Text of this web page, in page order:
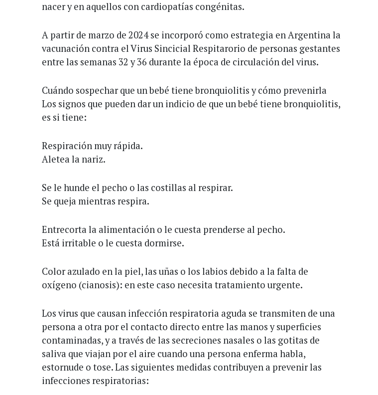
nacer y en aquellos con cardiopatías congénitas.
A partir de marzo de 2024 se incorporó como estrategia en Argentina la
vacunación contra el Virus Sincicial Respitarorio de personas gestantes
entre las semanas 32 y 36 durante la época de circulación del virus.
Cuándo sospechar que un bebé tiene bronquiolitis y cómo prevenirla
Los signos que pueden dar un indicio de que un bebé tiene bronquiolitis,
es si tiene:
Respiración muy rápida.
Aletea la nariz.
Se le hunde el pecho o las costillas al respirar.
Se queja mientras respira.
Entrecorta la alimentación o le cuesta prenderse al pecho.
Está irritable o le cuesta dormirse.
Color azulado en la piel, las uñas o los labios debido a la falta de
oxígeno (cianosis): en este caso necesita tratamiento urgente.
Los virus que causan infección respiratoria aguda se transmiten de una
persona a otra por el contacto directo entre las manos y superficies
contaminadas, y a través de las secreciones nasales o las gotitas de
saliva que viajan por el aire cuando una persona enferma habla,
estornude o tose. Las siguientes medidas contribuyen a prevenir las
infecciones respiratorias: